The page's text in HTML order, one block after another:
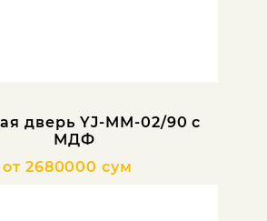
дверь YJ-MM-02/90 с
МДФ
от 2680000 сум